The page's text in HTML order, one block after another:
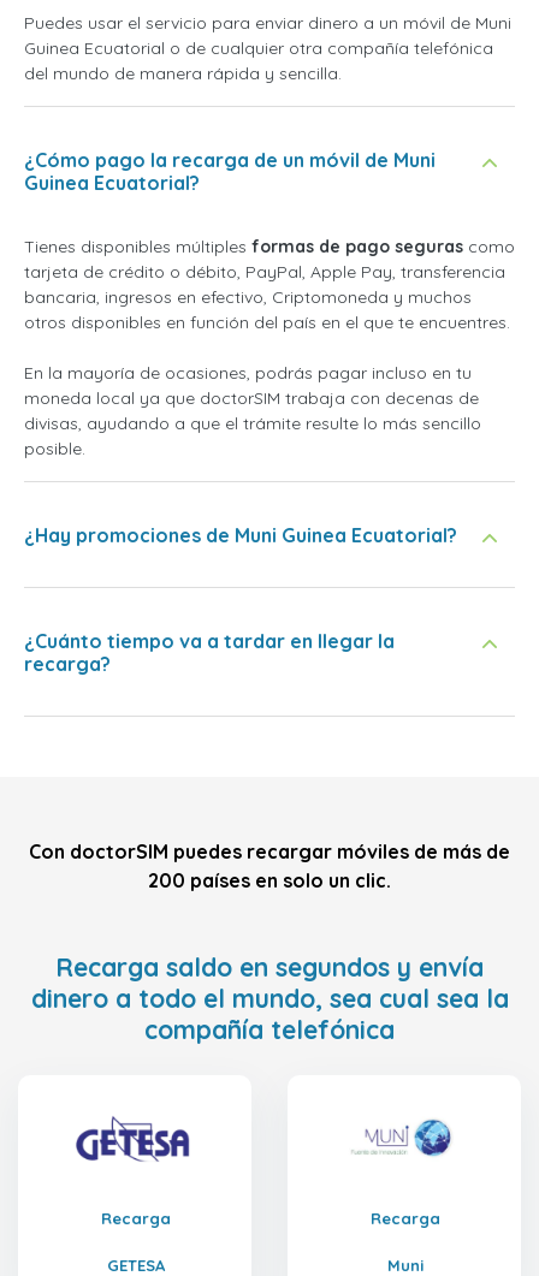
Puedes usar el servicio para enviar dinero a un móvil de Muni
Guinea Ecuatorial o de cualquier otra compañía telefónica
del mundo de manera rápida y sencilla.
¿Cómo pago la recarga de un móvil de Muni
Guinea Ecuatorial?
Tienes disponibles múltiples formas de pago seguras como
tarjeta de crédito o débito, PayPal, Apple Pay, transferencia
bancaria, ingresos en efectivo, Criptomoneda y muchos
otros disponibles en función del país en el que te encuentres.
En la mayoría de ocasiones, podrás pagar incluso en tu
moneda local ya que doctorSIM trabaja con decenas de
divisas, ayudando a que el trámite resulte lo más sencillo
posible.
¿Hay promociones de Muni Guinea Ecuatorial?
¿Cuánto tiempo va a tardar en llegar la
recarga?
Con doctorSIM puedes recargar móviles de más de
200 países en solo un clic.
Recarga saldo en segundos y envía
dinero a todo el mundo, sea cual sea la
compañía telefónica
Recarga
GETESA
Recarga
Muni